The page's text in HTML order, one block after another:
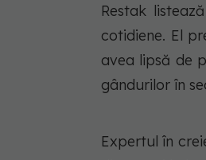
Restak
cotidiene. El
avea lipsă de
gândurilor în
Expertul în